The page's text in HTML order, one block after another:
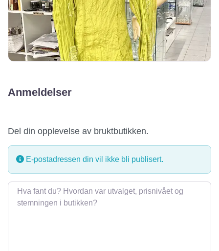
Anmeldelser
Del din opplevelse av bruktbutikken.
E-postadressen din vil ikke bli publisert.
Omtale